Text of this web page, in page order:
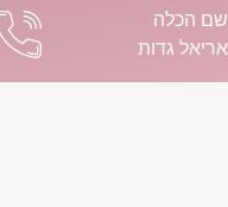
שם הכלה
אריאל גדות